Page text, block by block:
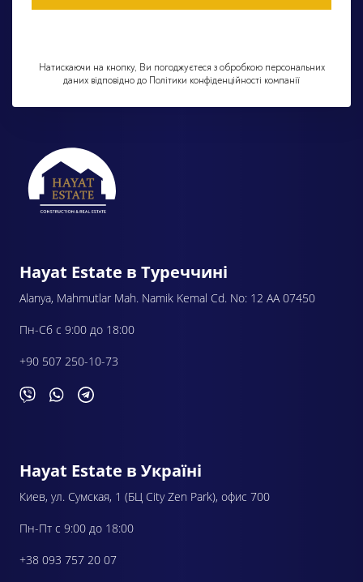
Натискаючи на кнопку, Ви погоджуєтеся з обробкою персональних
даних відповідно до Політики конфіденційності компанії
Hayat Estate в Туреччині
Alanya, Mahmutlar Mah. Namik Kemal Cd. No: 12 AA 07450
Пн-Сб с 9:00 до 18:00
+90 507 250-10-73
Hayat Estate в Україні
Киев, ул. Сумская, 1 (БЦ City Zen Park), офис 700
Пн-Пт с 9:00 до 18:00
+38 093 757 20 07